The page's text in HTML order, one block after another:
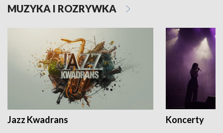
MUZYKA I ROZRYWKA
Jazz Kwadrans Koncerty